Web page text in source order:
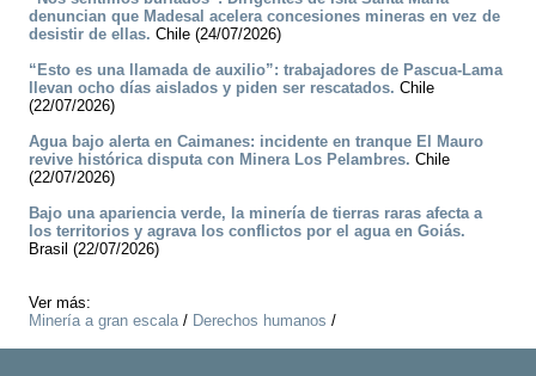
denuncian que Madesal acelera concesiones mineras en vez de
desistir de ellas. Chile (24/07/2026)
“Esto es una llamada de auxilio”: trabajadores de Pascua-Lama
llevan ocho días aislados y piden ser rescatados. Chile
(22/07/2026)
Agua bajo alerta en Caimanes: incidente en tranque El Mauro
revive histórica disputa con Minera Los Pelambres. Chile
(22/07/2026)
Bajo una apariencia verde, la minería de tierras raras afecta a
los territorios y agrava los conflictos por el agua en Goiás.
Brasil (22/07/2026)
Ver más:
Minería a gran escala/ Derechos humanos /